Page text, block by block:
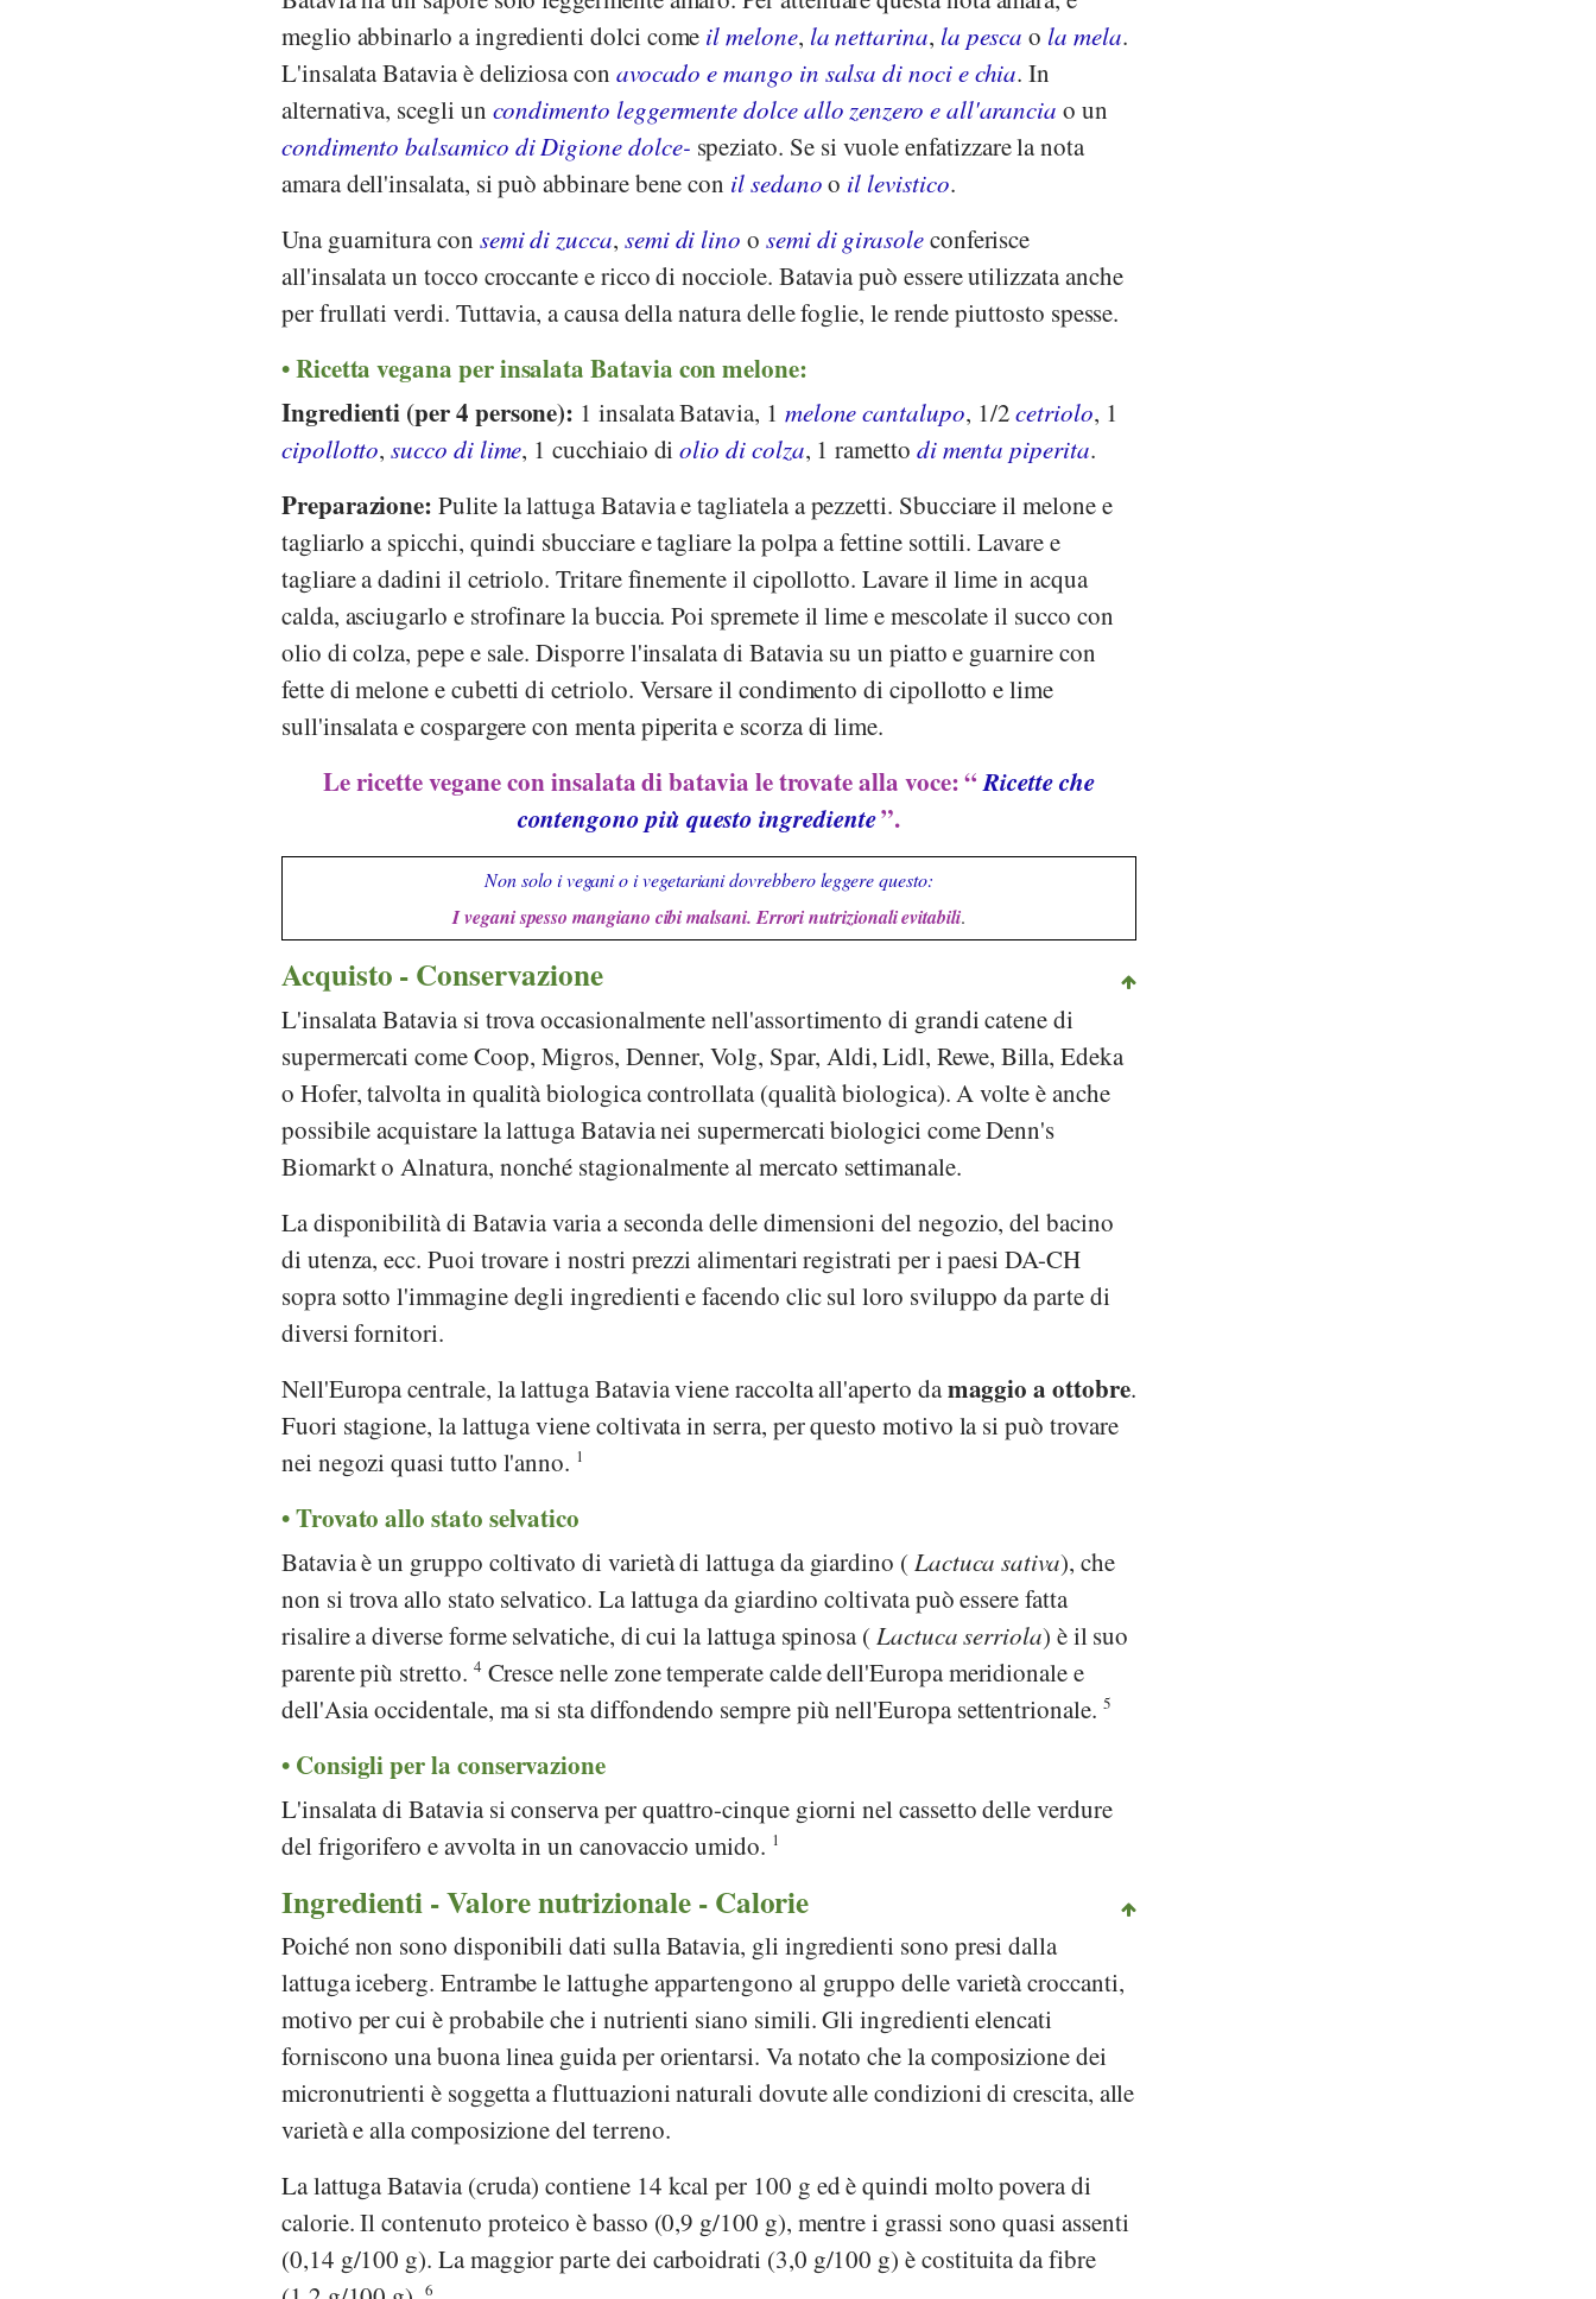
meglio abbinarlo a ingredienti dolci come il melone, la nettarina, la pesca o la mela.
L'insalata Batavia è deliziosa con avocado e mango in salsa di noci e chia. In
alternativa, scegli un condimento leggermente dolce allo zenzero e all'arancia o un
condimento balsamico di Digione dolce- speziato. Se si vuole enfatizzare la nota
amara dell'insalata, si può abbinare bene con il sedanoo il levistico.
Una guarnitura con semi di zucca, semi di lino o semi di girasoleconferisce
all'insalata un tocco croccante e ricco di nocciole. Batavia può essere utilizzata anche
per frullati verdi. Tuttavia, a causa della natura delle foglie, le rende piuttosto spesse.
Ricetta vegana per insalata Batavia con melone:
Ingredienti (per 4 persone): 1 insalata Batavia, 1 melone cantalupo, 1/2cetriolo, 1
cipollotto,succo di lime, 1 cucchiaio diolio di colza, 1 rametto di menta piperita.
Preparazione: Pulite la lattuga Batavia e tagliatela a pezzetti. Sbucciare il melone e
tagliarlo a spicchi, quindi sbucciare e tagliare la polpa a fettine sottili. Lavare e
tagliare a dadini il cetriolo. Tritare finemente il cipollotto. Lavare il lime in acqua
calda, asciugarlo e strofinare la buccia. Poi spremete il lime e mescolate il succo con
olio di colza, pepe e sale. Disporre l'insalata di Batavia su un piatto e guarnire con
fette di melone e cubetti di cetriolo. Versare il condimento di cipollotto e lime
sull'insalata e cospargere con menta piperita e scorza di lime.
Le ricette vegane con insalata di batavia le trovate alla voce: “Ricette che
contengono più questo ingrediente”.
Non solo i vegani o i vegetariani dovrebbero leggere questo:
I vegani spesso mangiano cibi malsani. Errori nutrizionali evitabili.
Acquisto - Conservazione
L'insalata Batavia si trova occasionalmente nell'assortimento di grandi catene di
supermercati comeCoop, Migros, Denner, Volg, Spar, Aldi,Lidl, Rewe, Billa,Edeka
o Hofer, talvolta in qualità biologica controllata (qualità biologica). A volte è anche
possibile acquistare la lattuga Batavia nei supermercati biologici comeDenn's
Biomarkto Alnatura, nonché stagionalmente al mercato settimanale.
La disponibilità di Batavia varia a seconda delle dimensioni del negozio, del bacino
di utenza, ecc. Puoi trovare i nostri prezzi alimentari registrati per i paesi DA-CH
sopra sotto l'immagine degli ingredienti e facendo clic sul loro sviluppo da parte di
diversi fornitori.
Nell'Europa centrale, la lattuga Batavia viene raccolta all'aperto damaggio a ottobre.
Fuori stagione, la lattuga viene coltivata in serra, per questo motivo la si può trovare
nei negozi quasi tutto l'anno. 1
Trovato allo stato selvatico
Batavia è un gruppo coltivato di varietà di lattuga da giardino (Lactuca sativa), che
non si trova allo stato selvatico. La lattuga da giardino coltivata può essere fatta
risalire a diverse forme selvatiche, di cui la lattuga spinosa (Lactuca serriola) è il suo
parente più stretto. 4 Cresce nelle zone temperate calde dell'Europa meridionale e
dell'Asia occidentale, ma si sta diffondendo sempre più nell'Europa settentrionale. 5
Consigli per la conservazione
L'insalata di Batavia si conserva per quattro-cinque giorni nel cassetto delle verdure
del frigorifero e avvolta in un canovaccio umido. 1
Ingredienti - Valore nutrizionale - Calorie
Poiché non sono disponibili dati sulla Batavia, gli ingredienti sono presi dalla
lattuga iceberg. Entrambe le lattughe appartengono al gruppo delle varietà croccanti,
motivo per cui è probabile che i nutrienti siano simili. Gli ingredienti elencati
forniscono una buona linea guida per orientarsi. Va notato che la composizione dei
micronutrienti è soggetta a fluttuazioni naturali dovute alle condizioni di crescita, alle
varietà e alla composizione del terreno.
La lattuga Batavia (cruda) contiene 14 kcal per 100 g ed è quindi molto povera di
calorie. Il contenuto proteico è basso (0,9 g/100 g), mentre i grassi sono quasi assenti
(0,14 g/100 g). La maggior parte dei carboidrati (3,0 g/100 g) è costituita da fibre
6